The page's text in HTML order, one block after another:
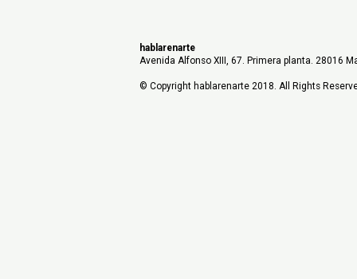
hablarenarte
Avenida Alfonso XIII, 67. Primera planta. 28016
© Copyright hablarenarte 2018. All Rights